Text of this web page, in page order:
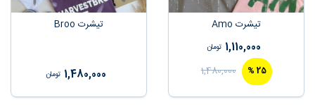
تیشرت Amo
1,110,000 تومان
25
%
1,480,000
تیشرت Broo
1,480,000 تومان